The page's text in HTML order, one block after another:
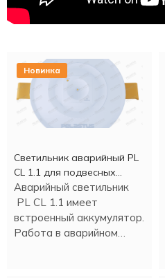
Новинка
Светильник аварийный PL
CL 1.1 для подвесных
потолков
Аварийный светильник
PL CL 1.1 имеет
встроенный аккумулятор.
Работа в аварийном